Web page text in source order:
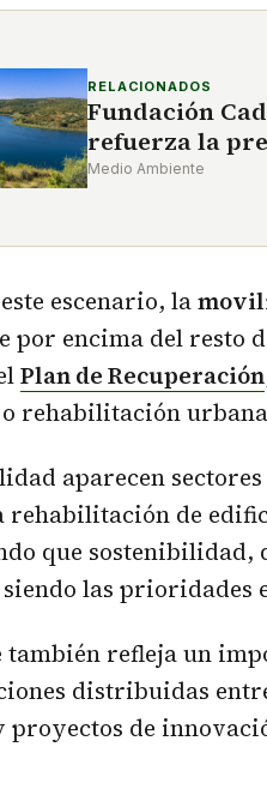
RELACIONADOS
Fundación
refuerza la
Medio Ambiente
escenario, la
por encima del resto
Plan de Recuperación
rehabilitación
aparecen
rehabilitación de
que
las prioridades
también refleja un
distribuidas
proyectos de